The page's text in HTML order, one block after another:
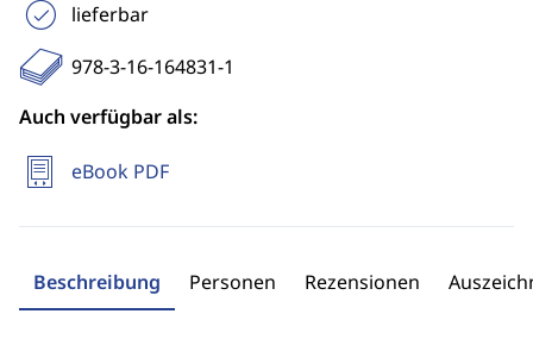
lieferbar
978-3-16-164831-1
Auch verfügbar als:
eBook PDF
Beschreibung Personen Rezensionen